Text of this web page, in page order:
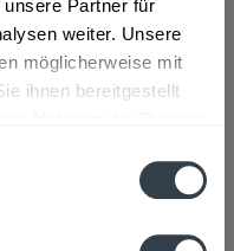
Partner für
weiter. Unsere
möglicherweise mit
ihnen bereitgestellt